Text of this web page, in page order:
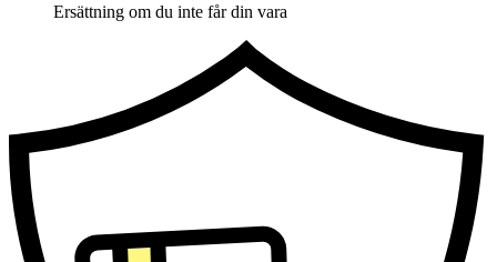
Ersättning om du inte får din vara